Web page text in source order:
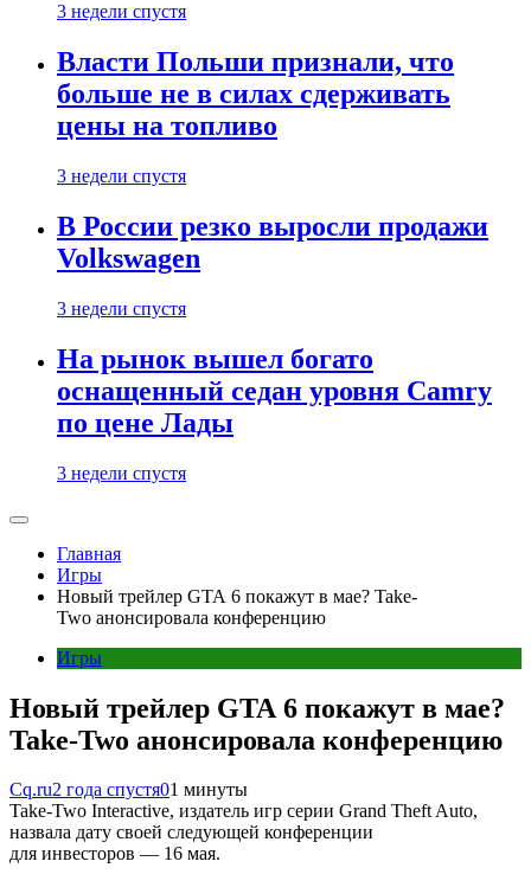
3 недели спустя
Власти Польши признали, что
больше не в силах сдерживать
цены на топливо
3 недели спустя
В России резко выросли продажи
Volkswagen
3 недели спустя
На рынок вышел богато
оснащенный седан уровня Camry
по цене Лады
3 недели спустя
Главная
Игры
Новый трейлер GTA 6 покажут в мае? Take-
Two анонсировала конференцию
Игры
Новый трейлер GTA 6 покажут в мае?
Take-Two анонсировала конференцию
Cq.ru2 года спустя01 минуты
Take-Two Interactive, издатель игр серии Grand Theft Auto,
назвала дату своей следующей конференции
для инвесторов — 16 мая.